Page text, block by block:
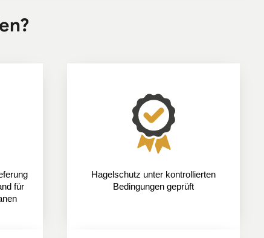
für
Hagelschutz unter kontrollierten
Bedingungen geprüft